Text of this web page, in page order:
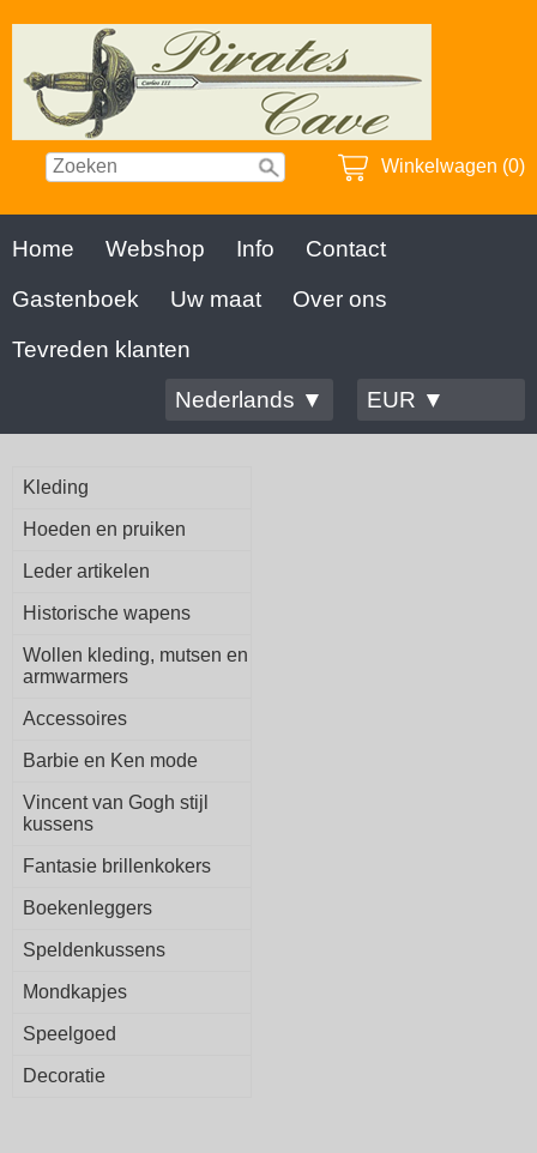
Winkelwagen (0)
Home Webshop Info
Contact
Gastenboek
Uw maat
Over ons
Tevreden klanten
Nederlands ▼
EUR ▼
Kleding
Hoeden en pruiken
Leder artikelen
Historische wapens
Wollen kleding, mutsen en
armwarmers
Accessoires
Barbie en Ken mode
Vincent van Gogh stijl
kussens
Fantasie brillenkokers
Boekenleggers
Speldenkussens
Mondkapjes
Speelgoed
Decoratie